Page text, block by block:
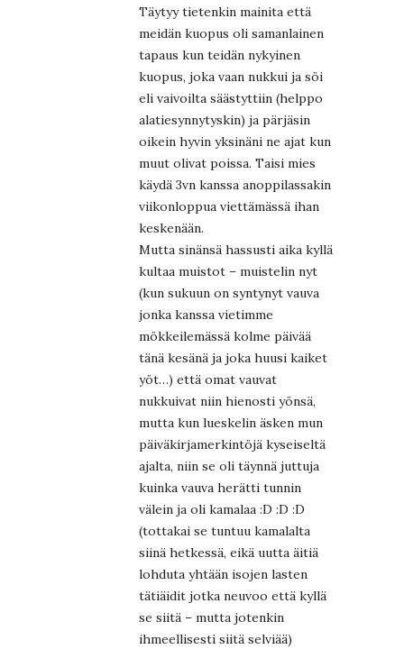
Täytyy tietenkin mainita että
meidän kuopus oli samanlainen
tapaus kun teidän nykyinen
kuopus, joka vaan nukkui ja söi
eli vaivoilta säästyttiin (helppo
alatiesynnytyskin) ja pärjäsin
oikein hyvin yksinäni ne ajat kun
muut olivat poissa. Taisi mies
käydä 3vn kanssa anoppilassakin
viikonloppua viettämässä ihan
keskenään.
Mutta sinänsä hassusti aika kyllä
kultaa muistot – muistelin nyt
(kun sukuun on syntynyt vauva
jonka kanssa vietimme
mökkeilemässä kolme päivää
tänä kesänä ja joka huusi kaiket
yöt…) että omat vauvat
nukkuivat niin hienosti yönsä,
mutta kun lueskelin äsken mun
päiväkirjamerkintöjä kyseiseltä
ajalta, niin se oli täynnä juttuja
kuinka vauva herätti tunnin
välein ja oli kamalaa :D :D :D
(tottakai se tuntuu kamalalta
siinä hetkessä, eikä uutta äitiä
lohduta yhtään isojen lasten
tätiäidit jotka neuvoo että kyllä
se siitä – mutta jotenkin
ihmeellisesti siitä selviää)